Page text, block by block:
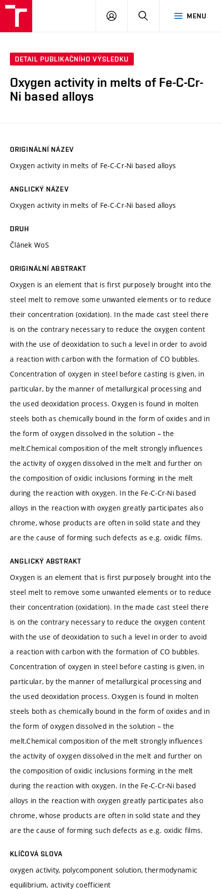
MENU
PŘIHLÁSIT
DETAIL PUBLIKAČNÍHO VÝSLEDKU
Oxygen activity in melts of Fe-C-Cr-
Ni based alloys
ORIGINÁLNÍ NÁZEV
Oxygen activity in melts of Fe-C-Cr-Ni based alloys
ANGLICKÝ NÁZEV
Oxygen activity in melts of Fe-C-Cr-Ni based alloys
DRUH
Článek WoS
ORIGINÁLNÍ ABSTRAKT
Oxygen is an element that is first purposely brought into the
steel melt to remove some unwanted elements or to reduce
their concentration (oxidation). In the made cast steel there
is on the contrary necessary to reduce the oxygen content
with the use of deoxidation to such a level in order to avoid
a reaction with carbon with the formation of CO bubbles.
Concentration of oxygen in steel before casting is given, in
particular, by the manner of metallurgical processing and
the used deoxidation process. Oxygen is found in molten
steels both as chemically bound in the form of oxides and in
the form of oxygen dissolved in the solution – the
melt.Chemical composition of the melt strongly influences
the activity of oxygen dissolved in the melt and further on
the composition of oxidic inclusions forming in the melt
during the reaction with oxygen. In the Fe-C-Cr-Ni based
alloys in the reaction with oxygen greatly participates also
chrome, whose products are often in solid state and they
are the cause of forming such defects as e.g. oxidic films.
ANGLICKÝ ABSTRAKT
Oxygen is an element that is first purposely brought into the
steel melt to remove some unwanted elements or to reduce
their concentration (oxidation). In the made cast steel there
is on the contrary necessary to reduce the oxygen content
with the use of deoxidation to such a level in order to avoid
a reaction with carbon with the formation of CO bubbles.
Concentration of oxygen in steel before casting is given, in
particular, by the manner of metallurgical processing and
the used deoxidation process. Oxygen is found in molten
steels both as chemically bound in the form of oxides and in
the form of oxygen dissolved in the solution – the
melt.Chemical composition of the melt strongly influences
the activity of oxygen dissolved in the melt and further on
the composition of oxidic inclusions forming in the melt
during the reaction with oxygen. In the Fe-C-Cr-Ni based
alloys in the reaction with oxygen greatly participates also
chrome, whose products are often in solid state and they
are the cause of forming such defects as e.g. oxidic films.
KLÍČOVÁ SLOVA
oxygen activity, polycomponent solution, thermodynamic
equilibrium, activity coefficient